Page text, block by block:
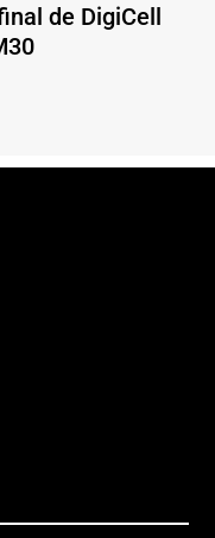
de DigiCell